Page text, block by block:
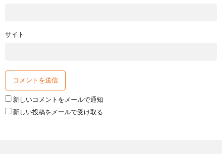
サイト
新しいコメントをメールで通知
新しい投稿をメールで受け取る